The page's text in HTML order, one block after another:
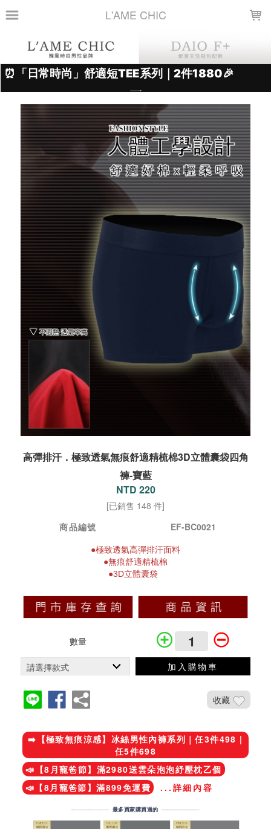
L'AME CHIC
高彈排汗．極致透氣無痕舒適精梳棉3D立體囊袋四角
褲-寶藍
NTD 220
[已銷售 148 件]
商品編號
EF-BC0021
●極致透氣高彈排汗面料
●無痕舒適精梳棉
●3D立體囊袋
數量
加入購物車
收藏
➡️【極致無痕涼感】冰絲男性內褲系列｜任3件498 |
任5件698
📣【8月寵爸節】滿2980送雲朵泡泡紓壓枕乙個
📣【8月寵爸節】滿899免運費
...詳細內容